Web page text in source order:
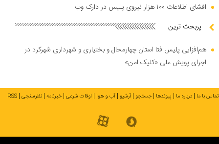
افشای اطلاعات ۱۰۰ هزار نیروی پلیس در دارک وب
پربحث ترین
هم‌افزایی پلیس فتا استان چهارمحال و بختیاری و شهرداری شهرکرد در
اجرای پویش ملی «کلیک امن»
تماس با ما درباره ما پیوندها جستجو آرشیو آب و هوا اوقات شرعی خبرنامه نظرسنجی RSS